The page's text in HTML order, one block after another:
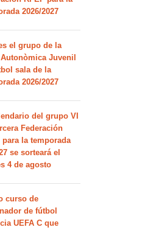
2026/2027
el grupo de la
Juvenil
sala de la
2026/2027
del grupo VI
Federación
para la temporada
se sorteará el
4 de agosto
curso de
de fútbol
UEFA C que